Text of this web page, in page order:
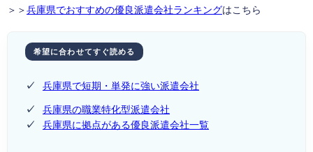
＞＞ 兵庫県でおすすめの優良派遣会社ランキングはこちら
希望に合わせてすぐ読める
✓ 兵庫県で短期・単発に強い派遣会社
✓
兵庫県の職業特化型派遣会社
✓
兵庫県に拠点がある優良派遣会社一覧